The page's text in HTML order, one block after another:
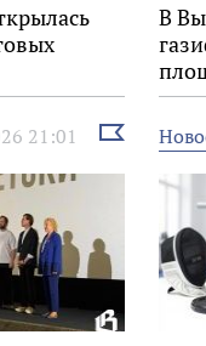
В
21:01
Выбрать
новость